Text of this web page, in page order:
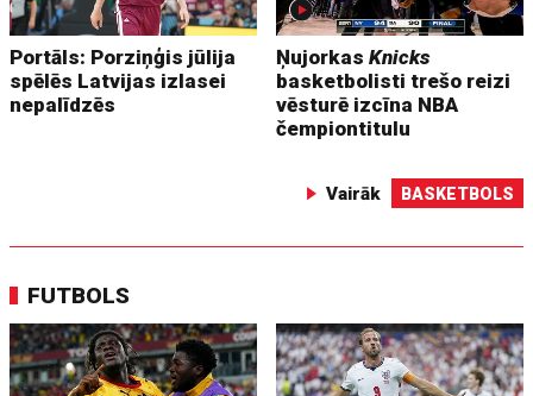
Portāls: Porziņģis jūlija
spēlēs Latvijas izlasei
nepalīdzēs
ŅujorkasKnicks
basketbolisti trešo reizi
vēsturē izcīna NBA
čempiontitulu
Vairāk BASKETBOLS
FUTBOLS